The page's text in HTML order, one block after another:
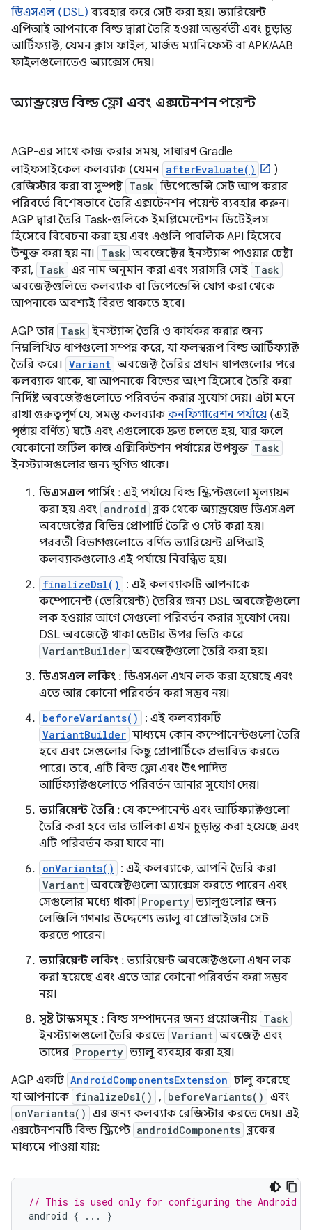
ডিএসএল (DSL) ব্যবহার করে সেট করা হয়। ভ্যারিয়েন্ট
এপিআই আপনাকে বিল্ড দ্বারা তৈরি হওয়া অন্তর্বর্তী এবং চূড়ান্ত
আর্টিফ্যাক্ট, যেমন ক্লাস ফাইল, মার্জড ম্যানিফেস্ট বা APK/AAB
ফাইলগুলোতেও অ্যাক্সেস দেয়।
অ্যান্ড্রয়েড বিল্ড ফ্লো এবং এক্সটেনশন পয়েন্ট
AGP-এর সাথে কাজ করার সময়, সাধারণ Gradle
লাইফসাইকেল কলব্যাক (যেমন afterEvaluate()
)
রেজিস্টার করা বা সুস্পষ্ট Task ডিপেন্ডেন্সি সেট আপ করার
পরিবর্তে বিশেষভাবে তৈরি এক্সটেনশন পয়েন্ট ব্যবহার করুন।
AGP দ্বারা তৈরি Task-গুলিকে ইমপ্লিমেন্টেশন ডিটেইলস
হিসেবে বিবেচনা করা হয় এবং এগুলি পাবলিক API হিসেবে
উন্মুক্ত করা হয় না।
Task অবজেক্টের ইনস্ট্যান্স পাওয়ার চেষ্টা
করা, Task এর নাম অনুমান করা এবং সরাসরি সেই Task
অবজেক্টগুলিতে কলব্যাক বা ডিপেন্ডেন্সি যোগ করা থেকে
আপনাকে অবশ্যই বিরত থাকতে হবে।
AGP তার Task ইনস্ট্যান্স তৈরি ও কার্যকর করার জন্য
নিম্নলিখিত ধাপগুলো সম্পন্ন করে, যা ফলস্বরূপ বিল্ড আর্টিফ্যাক্ট
তৈরি করে। Variant অবজেক্ট তৈরির প্রধান ধাপগুলোর পরে
কলব্যাক থাকে, যা আপনাকে বিল্ডের অংশ হিসেবে তৈরি করা
নির্দিষ্ট অবজেক্টগুলোতে পরিবর্তন করার সুযোগ দেয়। এটা মনে
রাখা গুরুত্বপূর্ণ যে, সমস্ত কলব্যাক কনফিগারেশন পর্যায়ে (এই
পৃষ্ঠায় বর্ণিত) ঘটে এবং এগুলোকে দ্রুত চলতে হয়, যার ফলে
যেকোনো জটিল কাজ এক্সিকিউশন পর্যায়ের উপযুক্ত Task
ইনস্ট্যান্সগুলোর জন্য স্থগিত থাকে।
ডিএসএল পার্সিং : এই পর্যায়ে বিল্ড স্ক্রিপ্টগুলো মূল্যায়ন
করা হয় এবং android ব্লক থেকে অ্যান্ড্রয়েড ডিএসএল
অবজেক্টের বিভিন্ন প্রোপার্টি তৈরি ও সেট করা হয়।
পরবর্তী বিভাগগুলোতে বর্ণিত ভ্যারিয়েন্ট এপিআই
কলব্যাকগুলোও এই পর্যায়ে নিবন্ধিত হয়।
finalizeDsl()
: এই কলব্যাকটি আপনাকে
কম্পোনেন্ট (ভেরিয়েন্ট) তৈরির জন্য DSL অবজেক্টগুলো
লক হওয়ার আগে সেগুলো পরিবর্তন করার সুযোগ দেয়।
DSL অবজেক্টে থাকা ডেটার উপর ভিত্তি করে
VariantBuilder অবজেক্টগুলো তৈরি করা হয়।
ডিএসএল লকিং : ডিএসএল এখন লক করা হয়েছে এবং
এতে আর কোনো পরিবর্তন করা সম্ভব নয়।
beforeVariants() : এই কলব্যাকটি
VariantBuilder মাধ্যমে কোন কম্পোনেন্টগুলো তৈরি
হবে এবং সেগুলোর কিছু প্রোপার্টিকে প্রভাবিত করতে
পারে। তবে, এটি বিল্ড ফ্লো এবং উৎপাদিত
আর্টিফ্যাক্টগুলোতে পরিবর্তন আনার সুযোগ দেয়।
ভ্যারিয়েন্ট তৈরি : যে কম্পোনেন্ট এবং আর্টিফ্যাক্টগুলো
তৈরি করা হবে তার তালিকা এখন চূড়ান্ত করা হয়েছে এবং
এটি পরিবর্তন করা যাবে না।
onVariants() : এই কলব্যাকে, আপনি তৈরি করা
Variant অবজেক্টগুলো অ্যাক্সেস করতে পারেন এবং
সেগুলোর মধ্যে থাকা Property ভ্যালুগুলোর জন্য
লেজিলি গণনার উদ্দেশ্যে ভ্যালু বা প্রোভাইডার সেট
করতে পারেন।
ভ্যারিয়েন্ট লকিং : ভ্যারিয়েন্ট অবজেক্টগুলো এখন লক
করা হয়েছে এবং এতে আর কোনো পরিবর্তন করা সম্ভব
নয়।
সৃষ্ট টাস্কসমূহ : বিল্ড সম্পাদনের জন্য প্রয়োজনীয় Task
ইনস্ট্যান্সগুলো তৈরি করতে Variant অবজেক্ট এবং
তাদের Property ভ্যালু ব্যবহার করা হয়।
AGP একটি AndroidComponentsExtension চালু করেছে
যা আপনাকে finalizeDsl() , beforeVariants() এবং
onVariants() এর জন্য কলব্যাক রেজিস্টার করতে দেয়। এই
এক্সটেনশনটি বিল্ড স্ক্রিপ্টে androidComponents ব্লকের
মাধ্যমে পাওয়া যায়:
// This is used only for configuring the Android
android { ... }